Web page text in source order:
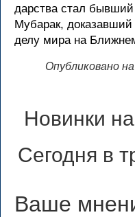
дарства стал
Мубарак, доказавший
делу мира на
Опубликовано
Новинки
Сегодня в
Ваше